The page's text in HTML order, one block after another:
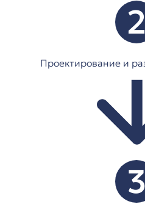
3
2
Проектирование и